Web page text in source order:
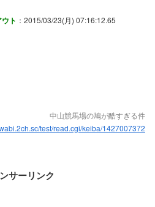
ト ：2015/03/23(月) 07:16:12.65
中山競馬場の鳩が酷すぎる件
test/read.cgi/keiba/1427007372
サーリンク